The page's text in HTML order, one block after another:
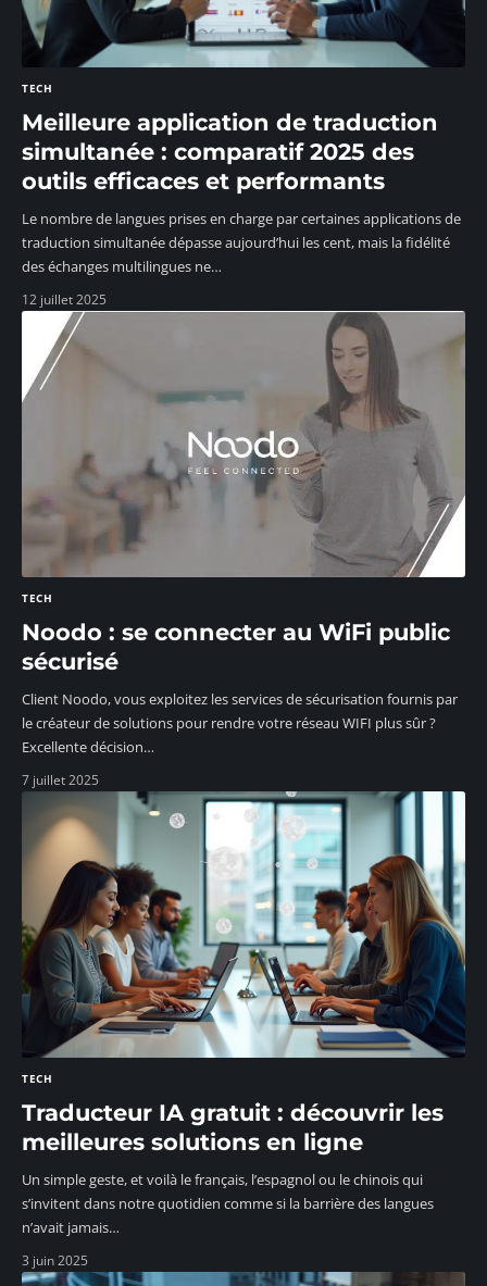
TECH
Meilleure application de traduction
simultanée : comparatif 2025 des
outils efficaces et performants
Le nombre de langues prises en charge par certaines applications de
traduction simultanée dépasse aujourd’hui les cent, mais la fidélité
des échanges multilingues ne…
12 juillet 2025
TECH
Noodo : se connecter au WiFi public
sécurisé
Client Noodo, vous exploitez les services de sécurisation fournis par
le créateur de solutions pour rendre votre réseau WIFI plus sûr ?
Excellente décision…
7 juillet 2025
TECH
Traducteur IA gratuit : découvrir les
meilleures solutions en ligne
Un simple geste, et voilà le français, l’espagnol ou le chinois qui
s’invitent dans notre quotidien comme si la barrière des langues
n’avait jamais…
3 juin 2025